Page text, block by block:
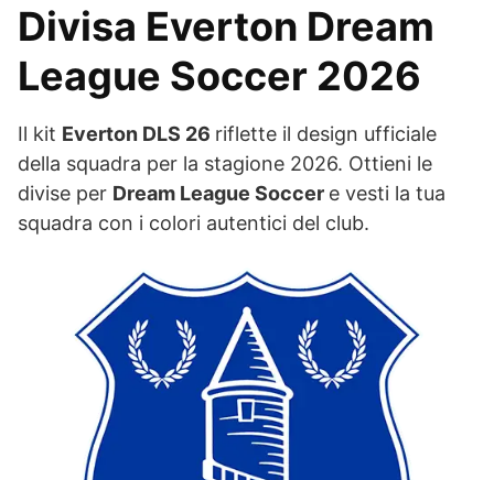
Divisa Everton Dream
League Soccer 2026
Il kit Everton DLS 26 riflette il design ufficiale
della squadra per la stagione 2026. Ottieni le
divise per Dream League Soccer e vesti la tua
squadra con i colori autentici del club.